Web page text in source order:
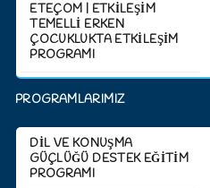
ETEÇOM | ETKİLEŞİM
TEMELLİ ERKEN
ÇOCUKLUKTA ETKİLEŞİM
PROGRAMI
PROGRAMLARIMIZ
DİL VE KONUŞMA
GÜÇLÜĞÜ DESTEK EĞİTİM
PROGRAMI